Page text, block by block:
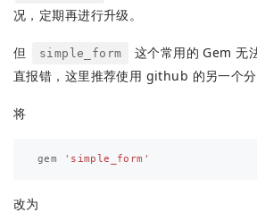
况，定期再进行升级。
但 simple_form
这个常用的 Gem 无
直报错，这里推荐使用 github 的另一个
将
gem 'simple_form'
改为